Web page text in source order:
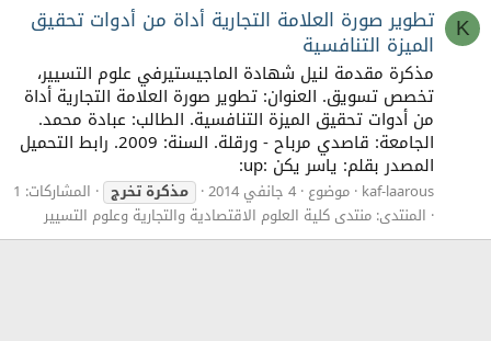
K تطوير صورة العلامة التجارية أداة من أدوات تحقيق
الميزة التنافسية
مذكرة مقدمة لنيل شهادة الماجيستيرفي علوم التسيير،
تخصص تسويق. العنوان: تطوير صورة العلامة التجارية أداة
من أدوات تحقيق الميزة التنافسية. الطالب: عبادة محمد.
الجامعة: قاصدي مرباح - ورقلة. السنة: 2009. رابط التحميل
المصدر بقلم: ياسر يكن :up:
kaf-laarous موضوع 4 جانفي 2014 مذكرة تخرج
المشاركات: 1
المنتدى: منتدى كلية العلوم الاقتصادية والتجارية وعلوم التسيير